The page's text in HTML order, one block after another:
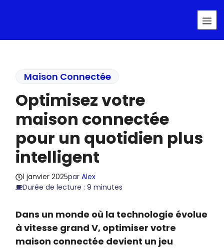
Maison Connectée
Optimisez votre
maison connectée
pour un quotidien plus
intelligent
1 janvier 2025parAlex
Durée de lecture : 9 minutes
Dans un monde où la technologie évolue
à vitesse grand V, optimiser votre
maison connectée devient un jeu